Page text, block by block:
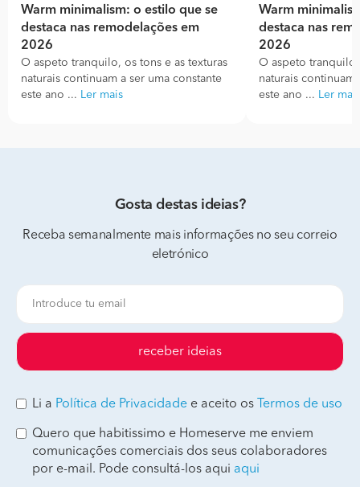
Warm minimalism: o estilo que se
destaca nas remodelações em
2026
O aspeto tranquilo, os tons e as texturas
naturais continuam a ser uma constante
este ano ... Ler mais
Warm
destaca nas
2026
O aspeto
naturais continuam
este ano ... Ler mais
Gosta destas ideias?
Receba semanalmente mais informações no seu correio
eletrónico
receber ideias
Li a Política de Privacidade e aceito os Termos de uso
Quero que habitissimo e Homeserve me enviem
comunicações comerciais dos seus colaboradores
por e-mail. Pode consultá-los aqui aqui